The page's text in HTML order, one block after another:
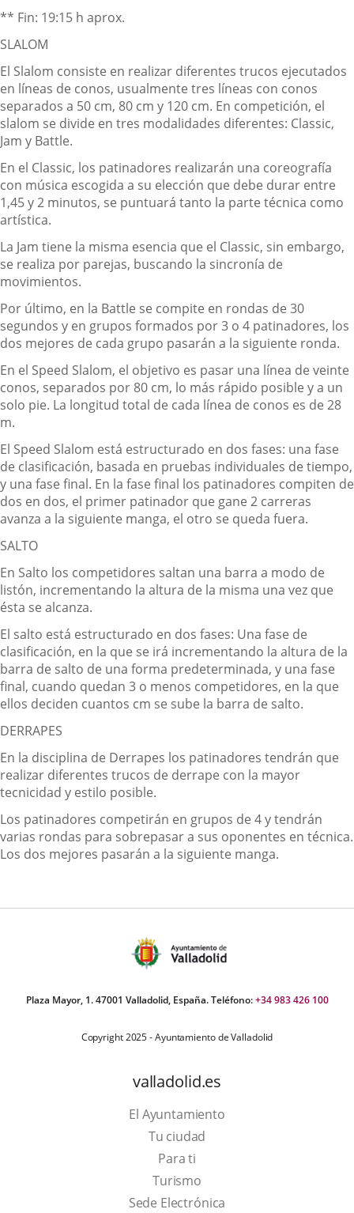
** Fin: 19:15 h aprox.
SLALOM
El Slalom consiste en realizar diferentes trucos ejecutados
en líneas de conos, usualmente tres líneas con conos
separados a 50 cm, 80 cm y 120 cm. En competición, el
slalom se divide en tres modalidades diferentes: Classic,
Jam y Battle.
En el Classic, los patinadores realizarán una coreografía
con música escogida a su elección que debe durar entre
1,45 y 2 minutos, se puntuará tanto la parte técnica como
artística.
La Jam tiene la misma esencia que el Classic, sin embargo,
se realiza por parejas, buscando la sincronía de
movimientos.
Por último, en la Battle se compite en rondas de 30
segundos y en grupos formados por 3 o 4 patinadores, los
dos mejores de cada grupo pasarán a la siguiente ronda.
En el Speed Slalom, el objetivo es pasar una línea de veinte
conos, separados por 80 cm, lo más rápido posible y a un
solo pie. La longitud total de cada línea de conos es de 28
m.
El Speed Slalom está estructurado en dos fases: una fase
de clasificación, basada en pruebas individuales de tiempo,
y una fase final. En la fase final los patinadores compiten de
dos en dos, el primer patinador que gane 2 carreras
avanza a la siguiente manga, el otro se queda fuera.
SALTO
En Salto los competidores saltan una barra a modo de
listón, incrementando la altura de la misma una vez que
ésta se alcanza.
El salto está estructurado en dos fases: Una fase de
clasificación, en la que se irá incrementando la altura de la
barra de salto de una forma predeterminada, y una fase
final, cuando quedan 3 o menos competidores, en la que
ellos deciden cuantos cm se sube la barra de salto.
DERRAPES
En la disciplina de Derrapes los patinadores tendrán que
realizar diferentes trucos de derrape con la mayor
tecnicidad y estilo posible.
Los patinadores competirán en grupos de 4 y tendrán
varias rondas para sobrepasar a sus oponentes en técnica.
Los dos mejores pasarán a la siguiente manga.
Plaza Mayor, 1. 47001 Valladolid, España. Teléfono:+34 983 426 100
Copyright 2025 - Ayuntamiento de Valladolid
valladolid.es
El Ayuntamiento
Tu ciudad
Para ti
TurismoThis
link
Sede Electrónica